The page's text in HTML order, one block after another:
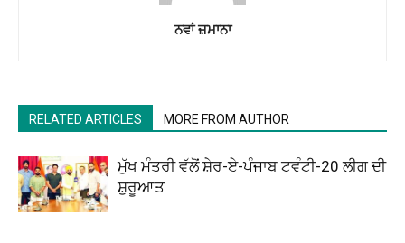
ਨਵਾਂ ਜ਼ਮਾਨਾ
RELATED ARTICLES MORE FROM AUTHOR
ਮੁੱਖ ਮੰਤਰੀ ਵੱਲੋਂ ਸ਼ੇਰ-ਏ-ਪੰਜਾਬ ਟਵੰਟੀ-20 ਲੀਗ ਦੀ
ਸ਼ੁਰੂਆਤ